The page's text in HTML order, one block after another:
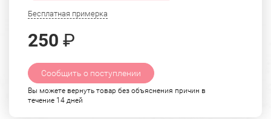
Бесплатная примерка
250 ₽
Сообщить о поступлении
Вы можете вернуть товар без объяснения причин в
течение 14 дней